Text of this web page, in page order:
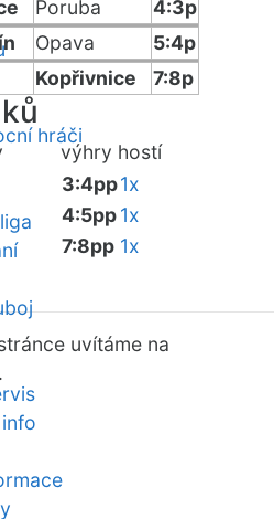
hráči
Poruba
4:3p
Opava
5:4p
Kopřivnice 7:8p
výhry hostí
3:4pp1x
4:5pp1x
7:8pp 1x
uvítáme na